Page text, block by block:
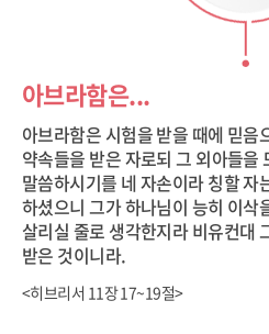
아브라함은...
아브라함은 시험을 받을 때에 믿음
약속들을 받은 자로되 그 외아들을
말씀하시기를 네 자손이라 칭할 자
하셨으니 그가 하나님이 능히 이삭
살리실 줄로 생각한지라 비유컨대
받은 것이니라.
<히브리서 11장 17~19절>